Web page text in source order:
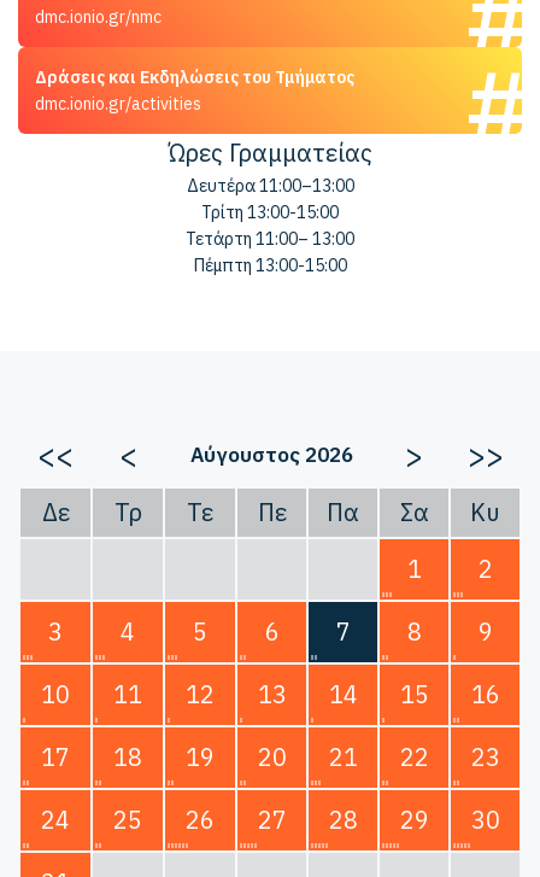
dmc.ionio.gr/nmc
Δράσεις και Εκδηλώσεις του Τμήματος
dmc.ionio.gr/activities
Ώρες Γραμματείας
Δευτέρα 11:00–13:00
Τρίτη 13:00-15:00
Τετάρτη 11:00– 13:00
Πέμπτη 13:00-15:00
<< < Αύγουστος 2026 > >>
Δε Τρ Τε Πε Πα Σα
Κυ
1
2
3
4 5 6 7 8
9
10
11 12 13 14 15
16
17
18 19 20 21 22
23
24
25 26 27 28 29
30